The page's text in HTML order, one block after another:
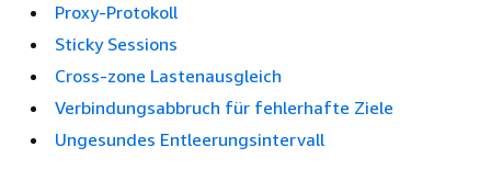
Proxy-Protokoll
Sticky Sessions
Cross-zone Lastenausgleich
Verbindungsabbruch für fehlerhafte Ziele
Ungesundes Entleerungsintervall